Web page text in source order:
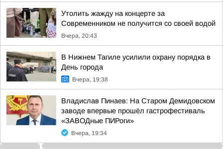
Утолить жажду на концерте за
Современником не получится со своей водой
Вчера, 20:43
В Нижнем Тагиле усилили охрану порядка в
День города
Вчера, 19:38
Владислав Пинаев: На Старом Демидовском
заводе впервые прошёл гастрофестиваль
«ЗАВОДные ПИРоги»
Вчера, 19:34